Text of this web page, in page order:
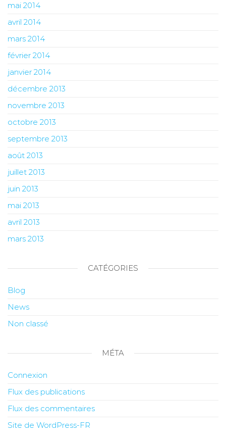
mai 2014
avril 2014
mars 2014
février 2014
janvier 2014
décembre 2013
novembre 2013
octobre 2013
septembre 2013
août 2013
juillet 2013
juin 2013
mai 2013
avril 2013
mars 2013
CATÉGORIES
Blog
News
Non classé
MÉTA
Connexion
Flux des publications
Flux des commentaires
Site de WordPress-FR